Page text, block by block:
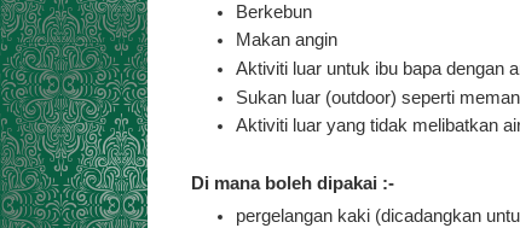
Berkebun
Makan angin
Aktiviti luar untuk ibu bapa dengan
Sukan luar (outdoor) seperti
Aktiviti luar yang tidak melibatkan
Di mana boleh dipakai :-
pergelangan kaki (dicadangkan